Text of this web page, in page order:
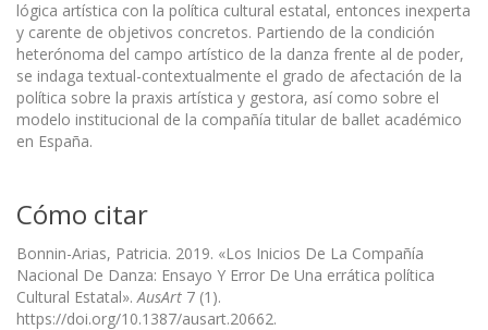
lógica artística con la política cultural estatal, entonces inexperta
y carente de objetivos concretos. Partiendo de la condición
heterónoma del campo artístico de la danza frente al de poder,
se indaga textual-contextualmente el grado de afectación de la
política sobre la praxis artística y gestora, así como sobre el
modelo institucional de la compañía titular de ballet académico
en España.
Cómo citar
Bonnin-Arias, Patricia. 2019. «Los Inicios De La Compañía
Nacional De Danza: Ensayo Y Error De Una errática política
Cultural Estatal». AusArt 7 (1).
https://doi.org/10.1387/ausart.20662.